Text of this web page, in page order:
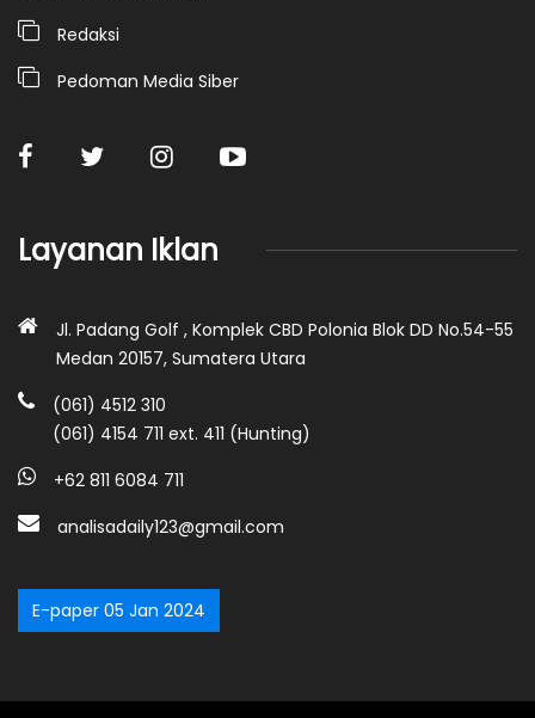
Redaksi
Pedoman Media Siber
Layanan Iklan
Jl. Padang Golf , Komplek CBD Polonia Blok DD No.54-55
Medan 20157, Sumatera Utara
(061) 4512 310
(061) 4154 711 ext. 411 (Hunting)
+62 811 6084 711
analisadaily123@gmail.com
E-paper 05 Jan 2024